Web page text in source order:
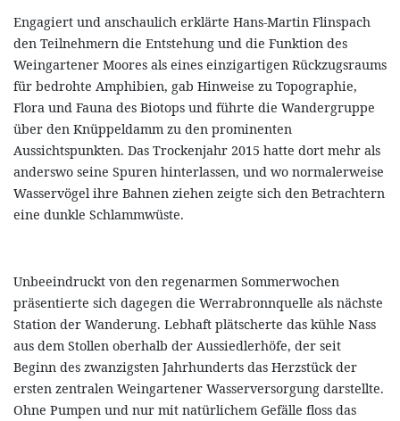
Engagiert und anschaulich erklärte Hans-Martin Flinspach
den Teilnehmern die Entstehung und die Funktion des
Weingartener Moores als eines einzigartigen Rückzugsraums
für bedrohte Amphibien, gab Hinweise zu Topographie,
Flora und Fauna des Biotops und führte die Wandergruppe
über den Knüppeldamm zu den prominenten
Aussichtspunkten. Das Trockenjahr 2015 hatte dort mehr als
anderswo seine Spuren hinterlassen, und wo normalerweise
Wasservögel ihre Bahnen ziehen zeigte sich den Betrachtern
eine dunkle Schlammwüste.
Unbeeindruckt von den regenarmen Sommerwochen
präsentierte sich dagegen die Werrabronnquelle als nächste
Station der Wanderung. Lebhaft plätscherte das kühle Nass
aus dem Stollen oberhalb der Aussiedlerhöfe, der seit
Beginn des zwanzigsten Jahrhunderts das Herzstück der
ersten zentralen Weingartener Wasserversorgung darstellte.
Ohne Pumpen und nur mit natürlichem Gefälle floss das